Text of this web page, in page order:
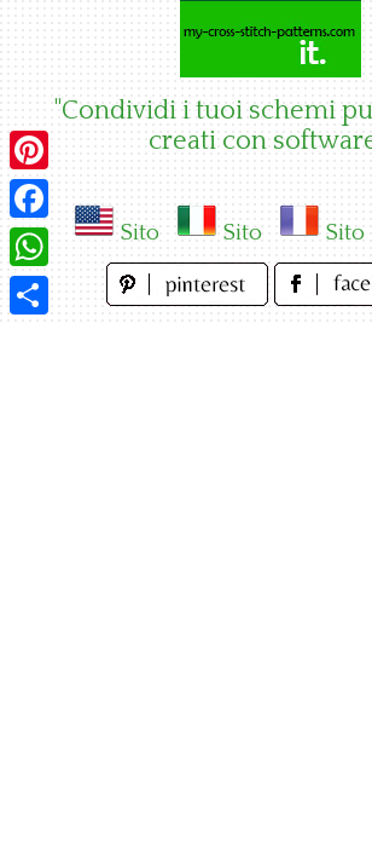
"Condividi i tuoi schemi
creati con
Sito Sito Sito
Pinterest
Facebook
WhatsApp